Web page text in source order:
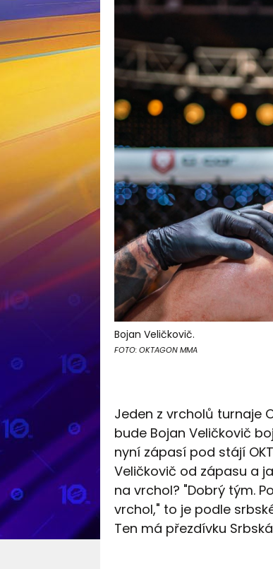
Bojan Veličkovič.
FOTO: OKTAGON MMA
Jeden z vrcholů turnaje
bude Bojan Veličkovič
nyní zápasí pod stájí
Veličkovič od zápasu a
na vrchol? "Dobrý tým.
vrchol," to je podle
Ten má přezdívku